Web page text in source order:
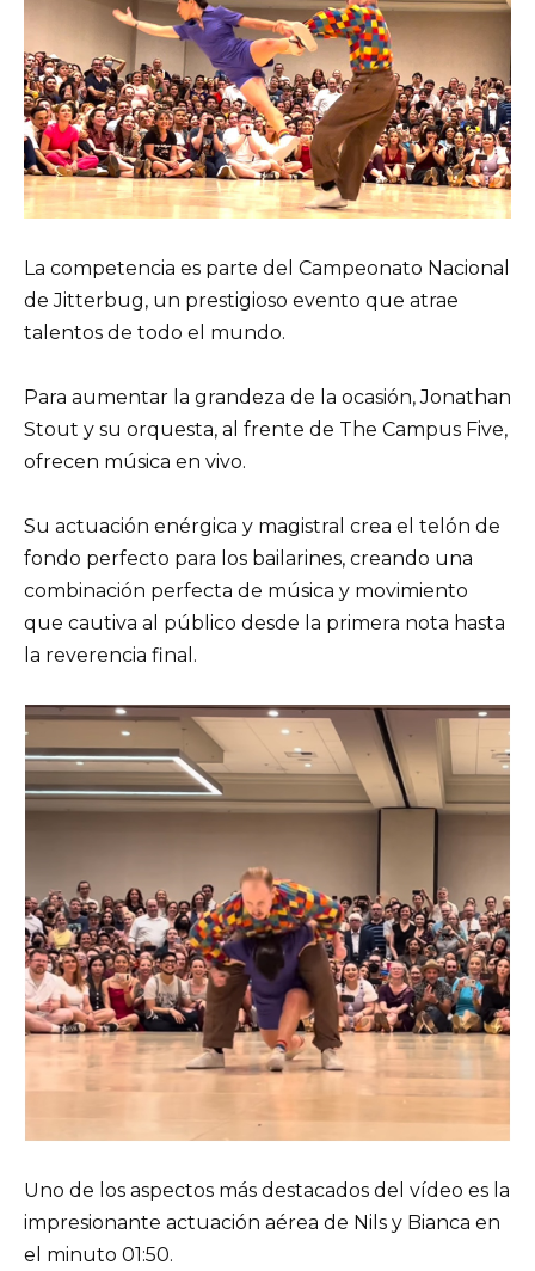
La competencia es parte del Campeonato Nacional
de Jitterbug, un prestigioso evento que atrae
talentos de todo el mundo.
Para aumentar la grandeza de la ocasión, Jonathan
Stout y su orquesta, al frente de The Campus Five,
ofrecen música en vivo.
Su actuación enérgica y magistral crea el telón de
fondo perfecto para los bailarines, creando una
combinación perfecta de música y movimiento
que cautiva al público desde la primera nota hasta
la reverencia final.
Uno de los aspectos más destacados del vídeo es la
impresionante actuación aérea de Nils y Bianca en
el minuto 01:50.